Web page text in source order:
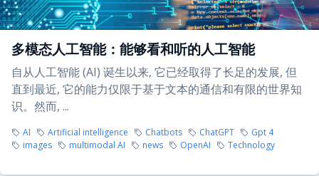
多模态人工智能：能够看和听的人工智能
自从人工智能 (AI) 诞生以来, 它已经取得了长足的发展, 但
直到最近, 它的能力仅限于基于文本的通信和有限的世界知
识。然而, ...
AI Artificial intelligence Chatbots ChatGPT
Gpt 4
images
multimodal AI news OpenAI Technology